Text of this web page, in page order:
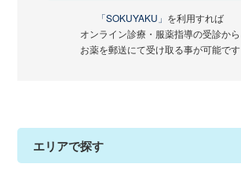
「SOKUYAKU」 を利用すれば
オンライン診療・服薬指導の受診から
お薬を郵送にて受け取る事が可能です
エリアで探す